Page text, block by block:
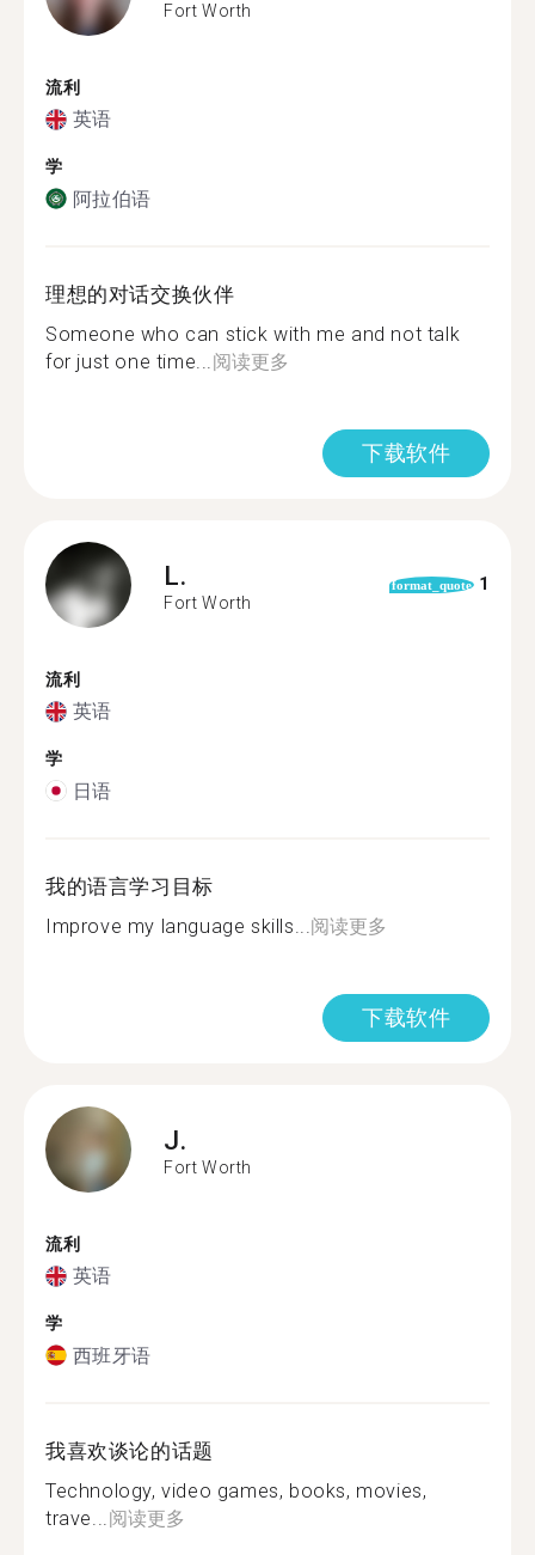
Fort Worth
流利
英语
学
阿拉伯语
理想的对话交换伙伴
Someone who can stick with me and not talk
for just one time... 阅读更多
下载软件
L.
Fort Worth
format_quote 1
流利
英语
学
日语
我的语言学习目标
Improve my language skills... 阅读更多
下载软件
J.
Fort Worth
流利
英语
学
西班牙语
我喜欢谈论的话题
Technology, video games, books, movies,
trave... 阅读更多